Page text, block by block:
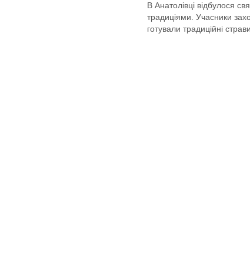
В Анатолівці відбулося
традиціями. Учасники
готували традиційні